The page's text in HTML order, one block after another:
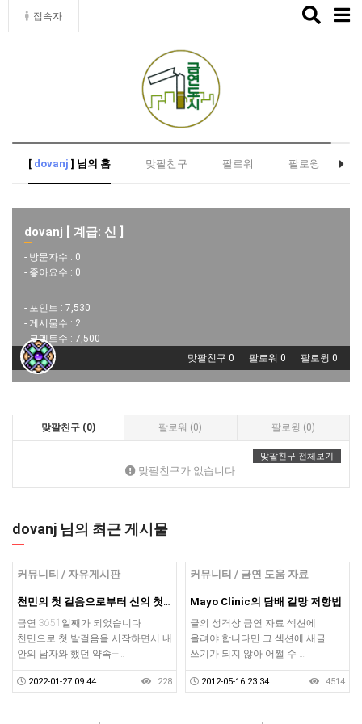
접속자
Toggle
[ dovanj ] 님의 홈 맞팔친구 팔로워 팔로윙
dovanj [ 계급: 신 ]
- 방문자수 : 0
- 좋아요수 : 0
- 포인트 : 7,530
- 게시물수 : 2
- 코멘트수 : 7,500
맞팔친구 0
팔로워 0 팔로윙 0
맞팔친구 (0) 팔로워 (0) 팔로윙 (0)
맞팔친구 전체보기
맞팔친구가 없습니다.
dovanj 님의 최근 게시물
커뮤니티 / 자유게시판
천민의 첫 걸음으로부터 신의 첫 걸음까지 3651일
금연 3651일째가 되었습니다
천민으로 첫 발걸음을 시작하면서 내
안의 남자와 했던 약속—…
2022-01-27 09:44 228
커뮤니티 / 금연 도움 자료
Mayo Clinic의 담배 갈망 저항법
글의 성격상 금연 자료 섹션에
올려야 합니다만 그 섹션에 새글
쓰기가 되지 않아 어쩔 수 …
2012-05-16 23:34 4514